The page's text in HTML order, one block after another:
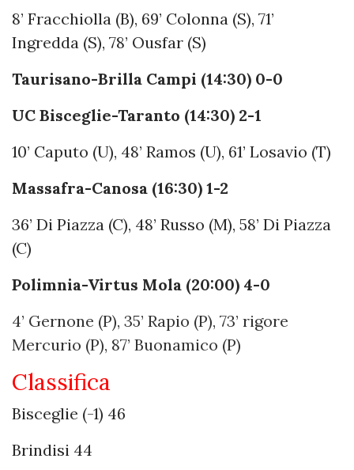
8’ Fracchiolla (B), 69’ Colonna (S), 71’
Ingredda (S), 78’ Ousfar (S)
Taurisano-Brilla Campi (14:30) 0-0
UC Bisceglie-Taranto (14:30) 2-1
10’ Caputo (U), 48’ Ramos (U), 61’ Losavio (T)
Massafra-Canosa (16:30) 1-2
36’ Di Piazza (C), 48’ Russo (M), 58’ Di Piazza
(C)
Polimnia-Virtus Mola (20:00) 4-0
4’ Gernone (P), 35’ Rapio (P), 73’ rigore
Mercurio (P), 87’ Buonamico (P)
Classifica
Bisceglie (-1) 46
Brindisi 44